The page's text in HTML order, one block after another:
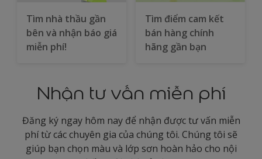
Tìm nhà thầu gần
bên và nhận báo giá
miễn phí!
Tìm điểm cam kết
bán hàng chính
hãng gần bạn
Nhận tư vấn miễn phí
Đăng ký ngay hôm nay để nhận được tư vấn miễn
phí từ các chuyên gia của chúng tôi. Chúng tôi sẽ
giúp bạn chọn màu và lớp sơn hoàn hảo cho nội